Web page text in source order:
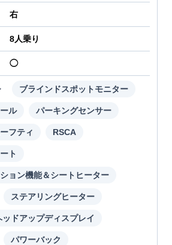
右
8人乗り
◯
ブラインドスポットモニター
ル パーキングセンサー
フティ RSCA
ト
ョン機能＆シートヒーター
ステアリングヒーター
ッドアップディスプレイ
パワーバック